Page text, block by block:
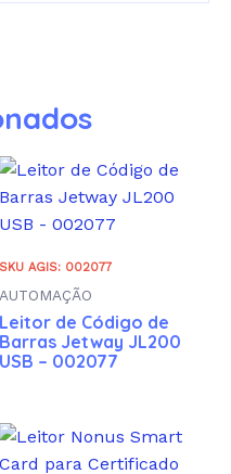
SKU AGIS: 002077
AUTOMAÇÃO
Leitor de Código de
Barras Jetway JL200
USB – 002077